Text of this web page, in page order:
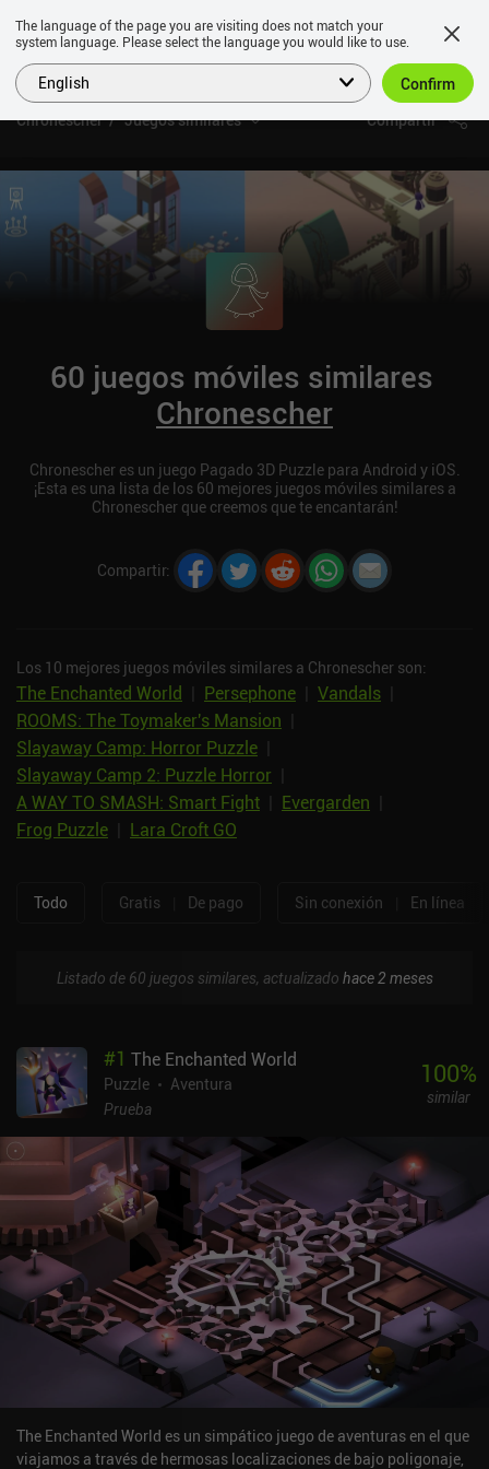
Chronescher Juegos similares Compartir
60 juegos móviles similares
Chronescher
Chronescher es un juego Pagado 3D Puzzle para Android y iOS.
¡Esta es una lista de los 60 mejores juegos móviles similares a
Chronescher que creemos que te encantarán!
Compartir:
Los 10 mejores juegos móviles similares a Chronescher son:
The Enchanted World Persephone Vandals
ROOMS: The Toymaker's Mansion
Slayaway Camp: Horror Puzzle
Slayaway Camp 2: Puzzle Horror
A WAY TO SMASH: Smart Fight
Evergarden
Frog Puzzle
Lara Croft GO
Todo Gratis De pago Sin conexión En línea
Listado de 60 juegos similares, actualizado hace 2 meses
#1 The Enchanted World
Puzzle
Aventura
Prueba
100%
similar
The Enchanted World es un simpático juego de aventuras en el que
viajamos a través de hermosas localizaciones de bajo poligonaje,
The language of the page you are visiting does not match your
system language. Please select the language you would like to use.
English Confirm